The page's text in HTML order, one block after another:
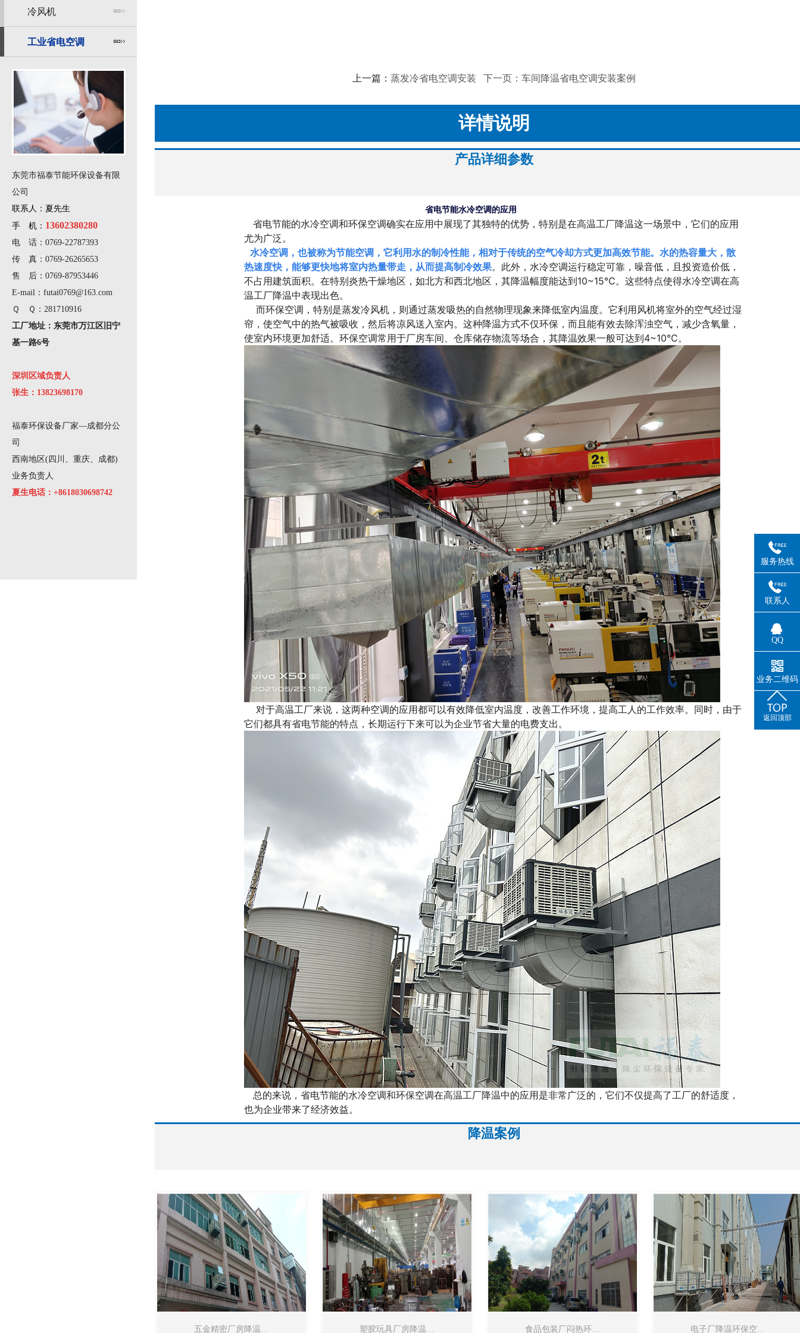
冷风机
工业省电空调
东莞市福泰节能环保设备有限
公司
联系人：夏先生
手 机： 13602380280
电 话：0769-22787393
传 真：0769-26265653
售 后：0769-87953446
E-mail：futai0769@163.com
Ｑ Ｑ：281710916
工厂地址：东莞市万江区旧宁
基一路6号
深圳区域负责人
张生：13823698170
福泰环保设备厂家—成都分公
司
西南地区(四川、重庆、成都)
业务负责人
夏生电话：+8618030698742
上一篇： 蒸发冷省电空调安装 下一页：车间降温省电空调安装案例
详情说明
产品详细参数
省电节能水冷空调的应用
省电节能的水冷空调和环保空调确实在应用中展现了其独特的优势，特别是在高温工厂降温这一场景中，它们的应用
尤为广泛。
水冷空调，也被称为节能空调，它利用水的制冷性能，相对于传统的空气冷却方式更加高效节能。水的热容量大，散
热速度快，能够更快地将室内热量带走，从而提高制冷效果。此外，水冷空调运行稳定可靠，噪音低，且投资造价低，
不占用建筑面积。在特别炎热干燥地区，如北方和西北地区，其降温幅度能达到10~15℃。这些特点使得水冷空调在高
温工厂降温中表现出色。
而环保空调，特别是蒸发冷风机，则通过蒸发吸热的自然物理现象来降低室内温度。它利用风机将室外的空气经过湿
帘，使空气中的热气被吸收，然后将凉风送入室内。这种降温方式不仅环保，而且能有效去除浑浊空气，减少含氧量，
使室内环境更加舒适。环保空调常用于厂房车间、仓库储存物流等场合，其降温效果一般可达到4~10℃。
对于高温工厂来说，这两种空调的应用都可以有效降低室内温度，改善工作环境，提高工人的工作效率。同时，由于
它们都具有省电节能的特点，长期运行下来可以为企业节省大量的电费支出。
总的来说，省电节能的水冷空调和环保空调在高温工厂降温中的应用是非常广泛的，它们不仅提高了工厂的舒适度，
也为企业带来了经济效益。
降温案例
五金精密厂房降温… 塑胶玩具厂房降温… 食品包装厂闷热环… 电子厂降温环保空…
服务热线
联系人
QQ
业务二维码
返回顶部